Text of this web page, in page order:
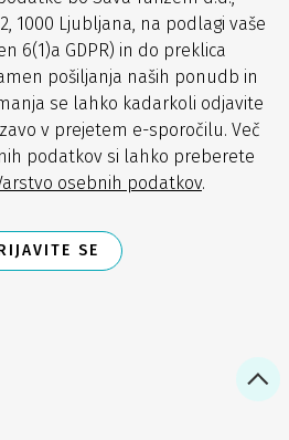
1000 Ljubljana, na podlagi vaše
6(1)a GDPR) in do preklica
pošiljanja naših ponudb in
se lahko kadarkoli odjavite
v prejetem e-sporočilu. Več
podatkov si lahko preberete
osebnih podatkov.
SE